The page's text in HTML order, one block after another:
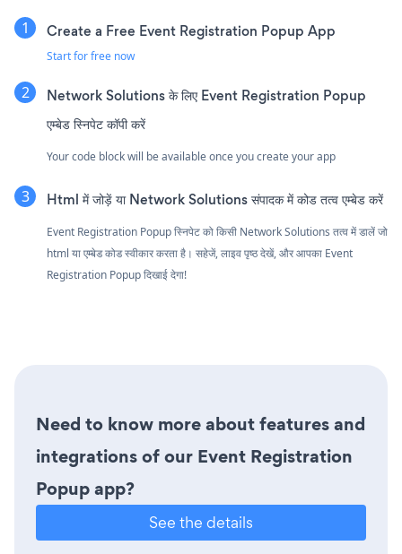
Create a Free Event Registration Popup App
Start for free now
Network Solutions के लिए Event Registration Popup
एम्बेड स्निपेट कॉपी करें
Your code block will be available once you create your app
Html में जोड़ें या Network Solutions संपादक में कोड तत्व एम्बेड करें
Event Registration Popup स्निपेट को किसी Network Solutions तत्व में डालें जो
html या एम्बेड कोड स्वीकार करता है। सहेजें, लाइव पृष्ठ देखें, और आपका Event
Registration Popup दिखाई देगा!
Need to know more about features and
integrations of our Event Registration
Popup app?
See the details